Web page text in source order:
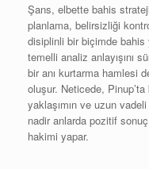
Şans, elbette bahis
planlama, belirsizliği
disiplinli bir biçimde bahis
temelli analiz anlayışını
bir anı kurtarma hamlesi
oluşur. Neticede,
yaklaşımın ve uzun vadeli
nadir anlarda pozitif
hakimi yapar.